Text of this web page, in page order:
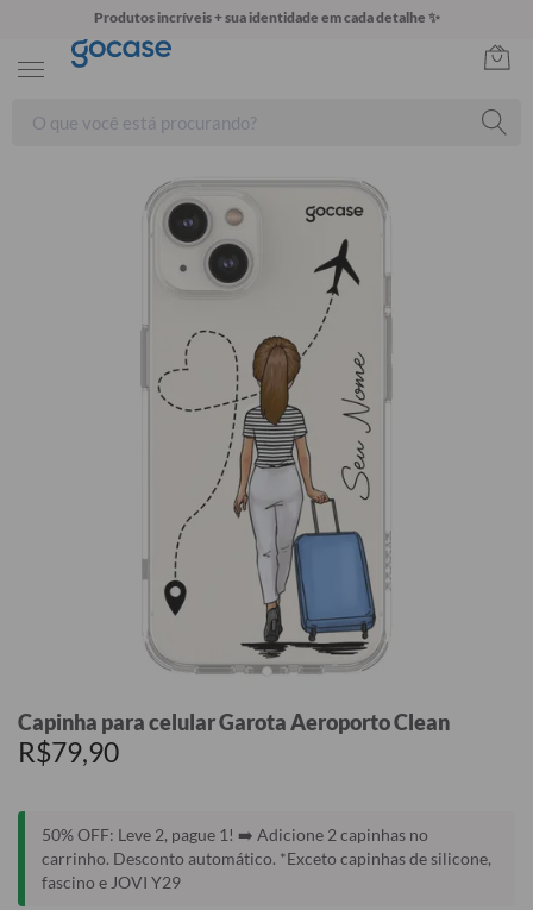
Produtos incríveis + sua identidade em cada detalhe ✨
Capinha para celular Garota Aeroporto Clean
R$79,90
50% OFF: Leve 2, pague 1! ➡️ Adicione 2 capinhas no
carrinho. Desconto automático. *Exceto capinhas de silicone,
fascino e JOVI Y29